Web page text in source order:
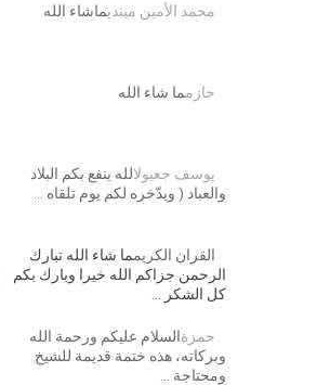
محمد الأمين مينديماشاء الله
حازمما شاء الله
يوسف جعيولالله ينفع بكم البلاد
والعباد ( ويدّخره لكم يوم تلقاه …
القران الكريمما شاء الله تبارك
الرحمن جزاكم الله خيرا وبارك بكم
كل الشكر …
حمزةالسلام عليكم ورحمة الله
وبركاته، هذه ختمة قديمة للشيخ
ومحتاجة …